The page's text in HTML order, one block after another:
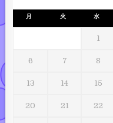
月 火 水
1
6 7 8
13 14 15
20 21 22